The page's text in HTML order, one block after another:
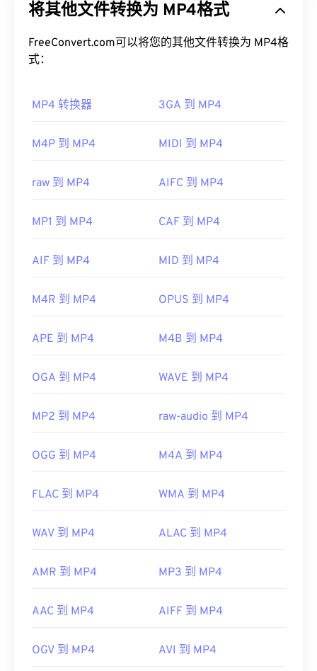
个功能非常丰富的工具，可以打开 RMI 以及其他音
频文件格式。
可靠工具。此外，在 Windows 上，其他不错的选择
vanBasco 的卡拉 OK 播放器
首次发行：1983年
https://en.wikipedia.org/wiki/MIDI
https://www.midi.org/specifications
作系统，使用编解码器压缩文件大小，从而生成易于
YouTube）的热门视频格式。许多人认为 MP4 是当
今最佳的视频格式之一。
如何打开 MP4 文件？
只需双击文件即可打开。无需第三方软件。在 ​​
打开。在 Mac 系统中，它会在QuickTime
能会出现问题。MP4 是一个包含各种数据的容器，
兼容。要解决此问题，请尝试使用VLC 媒体播放
开发者：
运动图像专家组 (MPEG)
标准：ISO/IEC 14496
有用的链接：
将其他文件转换为 MP4格式
FreeConvert.com可以将您的其他文件转换为 MP4格
式：
MP4 转换器 3GA 到 MP4
M4P 到 MP4 MIDI 到 MP4
raw 到 MP4 AIFC 到 MP4
MP1 到 MP4 CAF 到 MP4
AIF 到 MP4 MID 到 MP4
M4R 到 MP4 OPUS 到 MP4
APE 到 MP4 M4B 到 MP4
OGA 到 MP4 WAVE 到 MP4
MP2 到 MP4 raw-audio 到 MP4
OGG 到 MP4 M4A 到 MP4
FLAC 到 MP4 WMA 到 MP4
WAV 到 MP4 ALAC 到 MP4
AMR 到 MP4 MP3 到 MP4
AAC 到 MP4 AIFF 到 MP4
OGV 到 MP4 AVI 到 MP4